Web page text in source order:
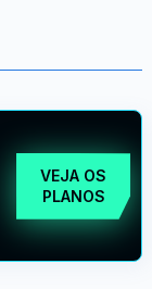
VEJA OS
PLANOS